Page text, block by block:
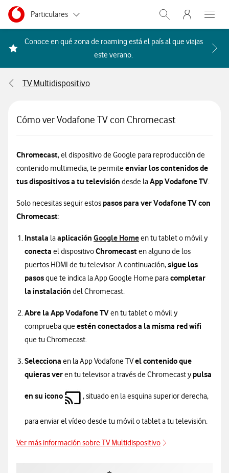
Ir a la pagina principal de vodafone.es
Menu navegación Segmento
Particulares
Autónomos
Grandes empresas
Abrir buscador.
Menu
Abre
Conoce en qué zona de roaming está el país al que viajas
este verano. Acceder a la FAQ Qué
TV Multidispositivo
Cómo ver Vodafone TV con Chromecast
Chromecast, el dispositivo de Google para reproducción de
contenido multimedia, te permiteenviar los contenidos de
tus dispositivos a tu televisión desde laApp Vodafone TV.
Solo necesitas seguir estos pasos para ver Vodafone TV con
Chromecast:
Instala laaplicación Google Homeen tu tablet o móvil y
conecta el dispositivoChromecasten alguno de los
puertos HDMI de tu televisor. A continuación,sigue los
pasosque te indica la App Google Home paracompletar
la instalación del Chromecast.
Abre la App Vodafone TVen tu tablet o móvil y
comprueba queestén conectados a la misma red wifi
que tu Chromecast.
Selecciona en la App Vodafone TVel contenido que
quieras veren tu televisor a través de Chromecast y pulsa
en su icono , situado en la esquina superior derecha,
para enviar el vídeo desde tu móvil o tablet a tu televisión.
Ver más información sobre TV Multidispositivo